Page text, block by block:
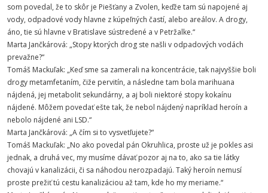
som povedal, že to skôr je Piešťany a Zvolen, keďže tam sú napojené aj
vody, odpadové vody hlavne z kúpeľných častí, alebo areálov. A drogy,
áno, tie sú hlavne v Bratislave sústredené a v Petržalke.“
Marta Jančkárová: „Stopy ktorých drog ste našli v odpadových vodách
prevažne?“
Tomáš Mackuľak: „Keď sme sa zamerali na koncentrácie, tak najvyššie boli
drogy metamfetaním, čiže pervitín, a následne tam bola marihuana
nájdená, jej metabolit sekundárny, a aj boli niektoré stopy kokaínu
nájdené. Môžem povedať ešte tak, že nebol nájdený napríklad heroín a
nebolo nájdené ani LSD.“
Marta Jančkárová: „A čím si to vysvetľujete?“
Tomáš Mackuľak: „No ako povedal pán Okruhlica, proste už je pokles asi
jednak, a druhá vec, my musíme dávať pozor aj na to, ako sa tie látky
chovajú v kanalizácii, či sa náhodou nerozpadajú. Taký heroín nemusí
proste prežiť tú cestu kanalizáciou až tam, kde ho my meriame.“